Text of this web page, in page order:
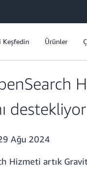
Keşfedin Ürünler
destekliyor
Ağu 2024
Hizmeti artık